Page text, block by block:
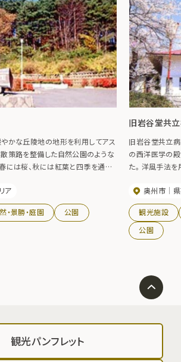
かな丘陵地の地形を利用してアス
策路を整備した自然公園のような
には桜、秋には紅葉と四季を通じ
用途で利用できます。展望台から
。 水沢江刺駅から「岩手県交通羽
ス停」で乗り換えて見分森バス停
ア
・景勝・庭園
公園
旧岩谷堂共
旧岩谷堂共立病
の西洋医学の殿
た。 洋風手法
ディーが流れています。 その近くの
眺望に勝れ、
や川端康成文学
奥州市
観光施設
公園
観光パンフレット